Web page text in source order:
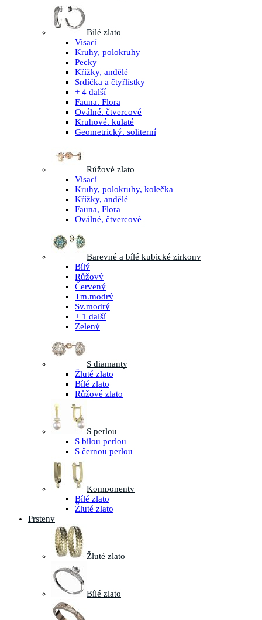
Bílé zlato
Visací
Kruhy, polokruhy
Pecky
Křížky, andělé
Srdíčka a čtyřlístky
+ 4 další
Fauna, Flora
Oválné, čtvercové
Kruhové, kulaté
Geometrický, soliterní
Růžové zlato
Visací
Kruhy, polokruhy, kolečka
Křížky, andělé
Fauna, Flora
Oválné, čtvercové
Barevné a bílé kubické zirkony
Bílý
Růžový
Červený
Tm.modrý
Sv.modrý
+ 1 další
Zelený
S diamanty
Žluté zlato
Bílé zlato
Růžové zlato
S perlou
S bílou perlou
S černou perlou
Komponenty
Bílé zlato
Žluté zlato
Prsteny
Žluté zlato
Bílé zlato